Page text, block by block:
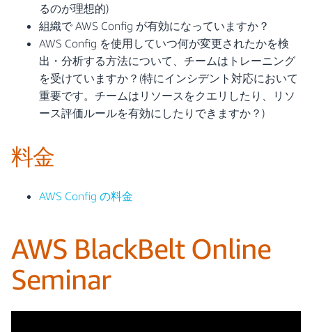
るのが理想的)
組織で AWS Config が有効になっていますか？
AWS Config を使用していつ何が変更されたかを検
出・分析する方法について、チームはトレーニング
を受けていますか？(特にインシデント対応において
重要です。チームはリソースをクエリしたり、リソ
ース評価ルールを有効にしたりできますか？)
料金
AWS Config の料金
AWS BlackBelt Online
Seminar